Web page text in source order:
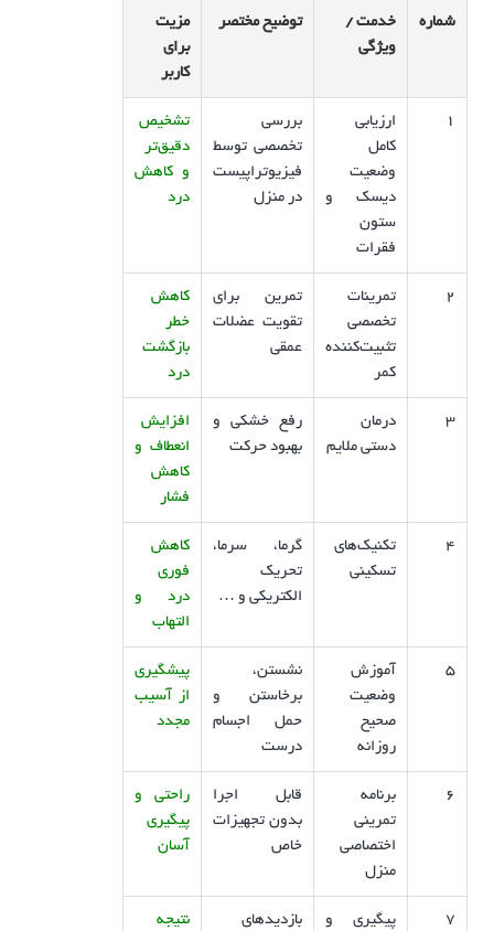
شماره
خدمت /
ویژگی
توضیح مختصر
مزیت
برای
کاربر
1
ارزیابی
کامل
وضعیت
دیسک و
ستون
فقرات
بررسی
تخصصی توسط
فیزیوتراپیست
در منزل
تشخیص
دقیق‌تر
و کاهش
درد
2
تمرینات
تخصصی
تثبیت‌کننده
کمر
تمرین برای
تقویت عضلات
عمقی
کاهش
خطر
بازگشت
درد
3
درمان
دستی ملایم
رفع خشکی و
بهبود حرکت
افزایش
انعطاف و
کاهش
فشار
4
تکنیک‌های
تسکینی
گرما، سرما،
تحریک
الکتریکی و …
کاهش
فوری
درد و
التهاب
5
آموزش
وضعیت
صحیح
روزانه
نشستن،
برخاستن و
حمل اجسام
درست
پیشگیری
از آسیب
مجدد
6
برنامه
تمرینی
اختصاصی
منزل
قابل اجرا
بدون تجهیزات
خاص
راحتی و
پیگیری
آسان
7
پیگیری و
بازدیدهای
نتیجه